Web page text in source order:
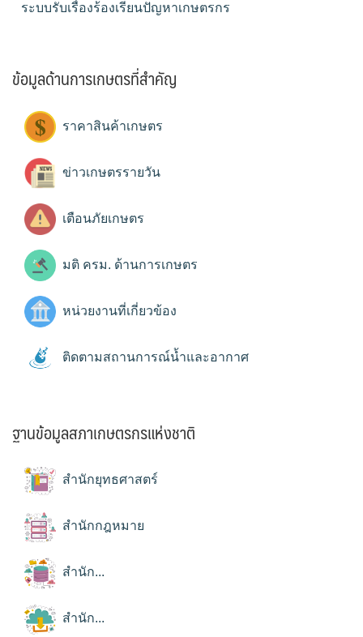
ระบบรับเรื่องร้องเรียนปัญหาเกษตรกร
ข้อมูลด้านการเกษตรที่สำคัญ
ราคาสินค้าเกษตร
ข่าวเกษตรรายวัน
เตือนภัยเกษตร
มติ ครม. ด้านการเกษตร
หน่วยงานที่เกี่ยวข้อง
ติดตามสถานการณ์น้ำและอากาศ
ฐานข้อมูลสภาเกษตรกรแห่งชาติ
สำนักยุทธศาสตร์
สำนักกฎหมาย
สำนัก...
สำนัก...